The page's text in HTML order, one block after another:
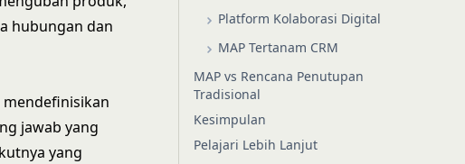
hubungan dan
jawab yang
yang
Platform Kolaborasi Digital
MAP Tertanam CRM
MAP vs Rencana Penutupan
Tradisional
Kesimpulan
Pelajari Lebih Lanjut